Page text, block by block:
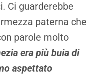
Ci guarderebbe
paterna che
parole molto
era più buia di
aspettato